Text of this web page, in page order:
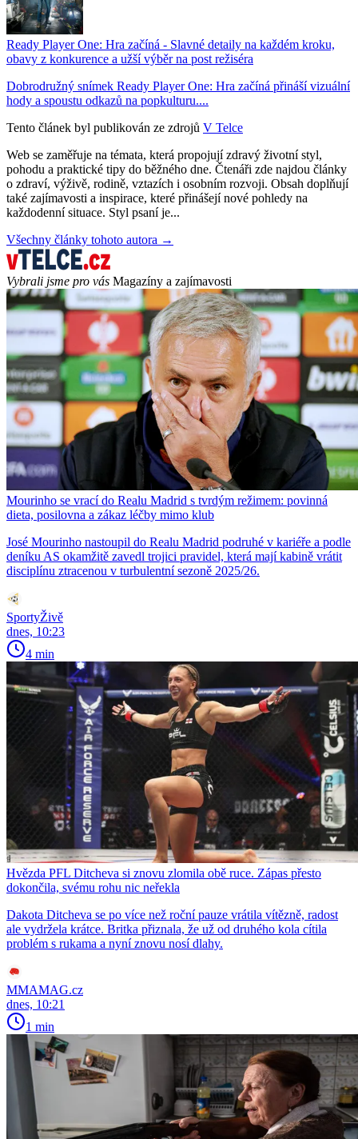
Ready Player One: Hra začíná - Slavné detaily na každém kroku,
obavy z konkurence a užší výběr na post režiséra
Dobrodružný snímek Ready Player One: Hra začíná přináší vizuální
hody a spoustu odkazů na popkulturu....
Tento článek byl publikován ze zdrojů V Telce
Web se zaměřuje na témata, která propojují zdravý životní styl,
pohodu a praktické tipy do běžného dne. Čtenáři zde najdou články
o zdraví, výživě, rodině, vztazích i osobním rozvoji. Obsah doplňují
také zajímavosti a inspirace, které přinášejí nové pohledy na
každodenní situace. Styl psaní je...
Všechny články tohoto autora →
Vybrali jsme pro vás Magazíny a zajímavosti
Mourinho se vrací do Realu Madrid s tvrdým režimem: povinná
dieta, posilovna a zákaz léčby mimo klub
José Mourinho nastoupil do Realu Madrid podruhé v kariéře a podle
deníku AS okamžitě zavedl trojici pravidel, která mají kabině vrátit
disciplínu ztracenou v turbulentní sezoně 2025/26.
SportyŽivě
dnes, 10:23
4 min
Hvězda PFL Ditcheva si znovu zlomila obě ruce. Zápas přesto
dokončila, svému rohu nic neřekla
Dakota Ditcheva se po více než roční pauze vrátila vítězně, radost
ale vydržela krátce. Britka přiznala, že už od druhého kola cítila
problém s rukama a nyní znovu nosí dlahy.
MMAMAG.cz
dnes, 10:21
1 min